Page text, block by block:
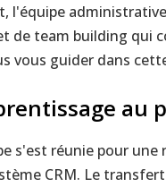
l'équipe
de team building qui
vous guider dans
au
s'est réunie pour
CRM. Le